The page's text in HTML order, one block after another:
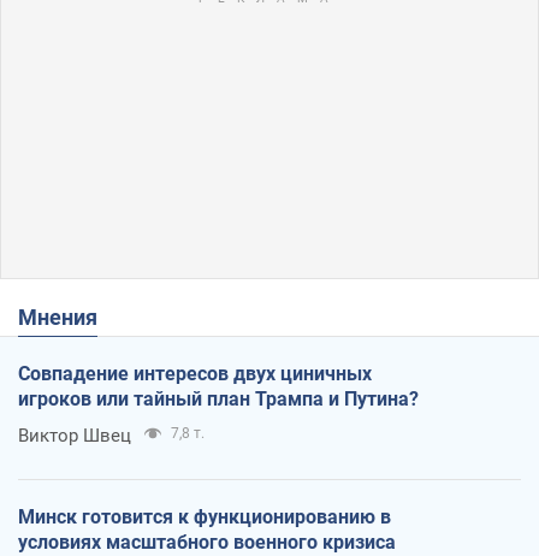
Мнения
Совпадение интересов двух циничных
игроков или тайный план Трампа и Путина?
Виктор Швец 7,8 т.
Минск готовится к функционированию в
условиях масштабного военного кризиса